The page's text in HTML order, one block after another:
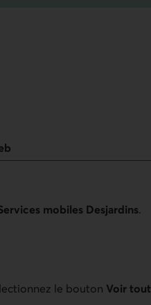
mobiles Desjardins.
le bouton Voir tout